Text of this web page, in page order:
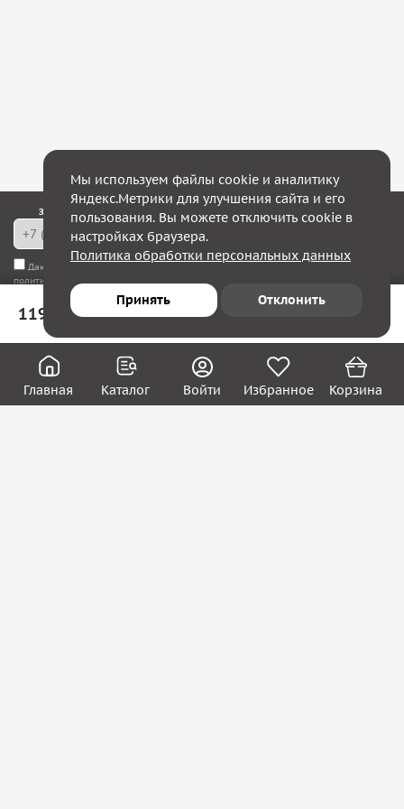
Главная Каталог Избранное
Войти Корзина
119 ₽
Закажите обратный звонок — в течение 10 минут мы с Вами свяжемся!
Даю согласие на обработку моих персональных данных
политикой конфиденциальности
Юридическим лицам
Акции
Вакансии
Контакты
Мы используем файлы cookie и аналитику
Яндекс.Метрики для улучшения сайта и его
пользования. Вы можете отключить cookie в
настройках браузера.
Политика обработки персональных данных
Принять Отклонить